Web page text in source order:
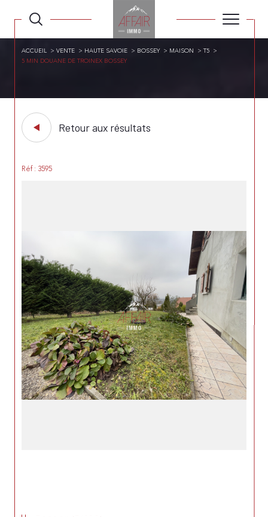
ACCUEIL VENTE HAUTE SAVOIE BOSSEY MAISON
T5
5 MIN DOUANE DE TROINEX BOSSEY
Retour aux résultats
Réf : 3595